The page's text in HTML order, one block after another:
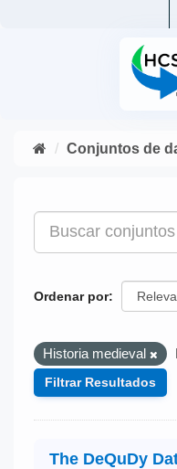
Conjuntos de
Ordenar por
Historia medieval
Filtrar Resultados
The DeQuDy